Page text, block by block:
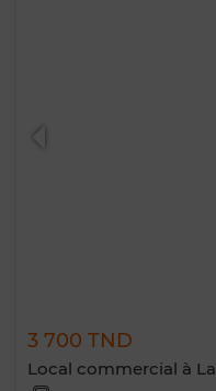
3 700 TND
Local commercial à